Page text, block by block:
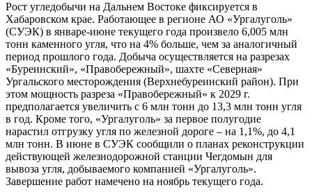
Рост угледобычи на Дальнем Востоке фиксируется в
Хабаровском крае. Работающее в регионе АО «Ургалуголь»
(СУЭК) в январе-июне текущего года произвело 6,005 млн
тонн каменного угля, что на 4% больше, чем за аналогичный
период прошлого года. Добыча осуществляется на разрезах
«Буреинский», «Правобережный», шахте «Северная»
Ургальского месторождения (Верхнебуреинский район). При
этом мощность разреза «Правобережный» к 2029 г.
предполагается увеличить с 6 млн тонн до 13,3 млн тонн угля
в год. Кроме того, «Ургалуголь» за первое полугодие
нарастил отгрузку угля по железной дороге – на 1,1%, до 4,1
млн тонн. В июне в СУЭК сообщили о планах реконструкции
действующей железнодорожной станции Чегдомын для
вывоза угля, добываемого компанией «Ургалуголь».
Завершение работ намечено на ноябрь текущего года.